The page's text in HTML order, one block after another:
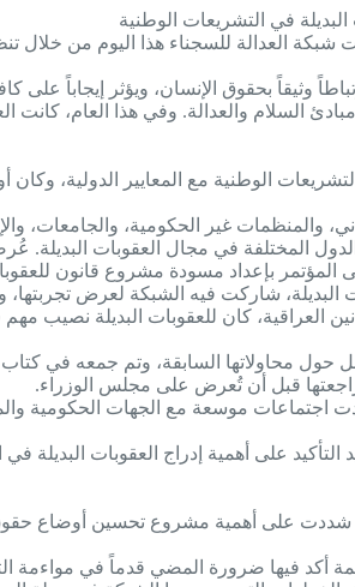
البديلة في التشريعات الوطنية
الذي يصادف 21 سبتمبر من كل عام، أحيت شبكة العدالة
وثيقاً بحقوق الإنسان، ويؤثر إيجاباً
السلام والعدالة. وفي هذا العام، كانت
على مواءمة التشريعات الوطنية مع المعايير
الدول المختلفة في مجال العقوبات
بإعداد مسودة مشروع قانون للعقوبات
حول القوانين العراقية، كان للعقوبات
شامل حول محاولاتها السابقة، وتم جمعه
قبل أن تُعرض على مجلس الوزراء.
حيث عقدت اجتماعات موسعة مع الجهات
أُعيد التأكيد على أهمية إدراج
شددت على أهمية مشروع تحسين أوضاع
فيها ضرورة المضي قدماً في مواءمة